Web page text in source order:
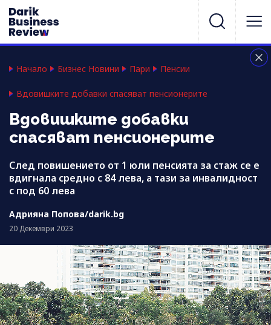
Начало Бизнес Новини Пари Пенсии
Вдовишките добавки спасяват пенсионерите
Вдовишките добавки
спасяват пенсионерите
След повишението от 1 юли пенсията за стаж се е
вдигнала средно с 84 лева, а тази за инвалидност
с под 60 лева
Адрияна Попова/darik.bg
20 Декември 2023